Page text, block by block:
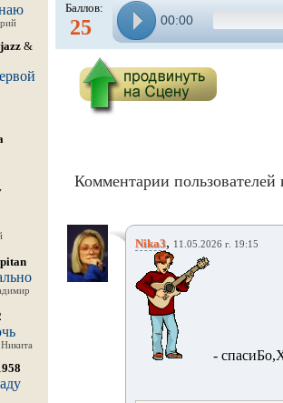
&
Баллов:
25 00:00
Комментарии пользователей
Nika3, 11.05.2026 г. 19:15
-